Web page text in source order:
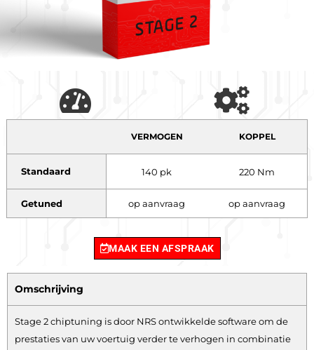
VERMOGEN KOPPEL
Standaard 140 pk 220 Nm
Getuned op aanvraag op aanvraag
MAAK EEN AFSPRAAK
Omschrijving
Stage 2 chiptuning is door NRS ontwikkelde software om de
prestaties van uw voertuig verder te verhogen in combinatie